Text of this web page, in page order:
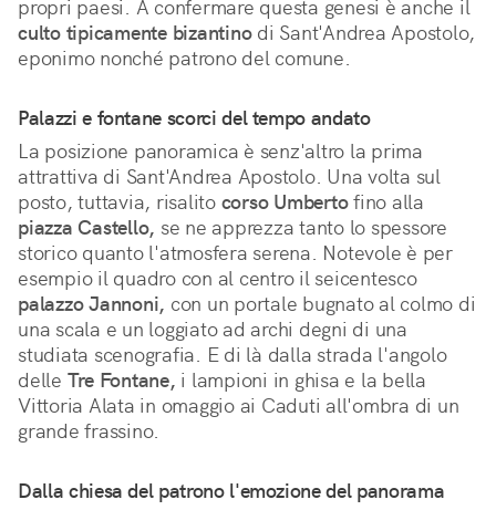
propri paesi. A confermare questa genesi è anche il
culto tipicamente bizantino di Sant'Andrea Apostolo,
eponimo nonché patrono del comune.
Palazzi e fontane scorci del tempo andato
La posizione panoramica è senz'altro la prima
attrattiva di Sant'Andrea Apostolo. Una volta sul
posto, tuttavia, risalito corso Umbertofino alla
piazza Castello, se ne apprezza tanto lo spessore
storico quanto l'atmosfera serena. Notevole è per
esempio il quadro con al centro il seicentesco
palazzo Jannoni, con un portale bugnato al colmo di
una scala e un loggiato ad archi degni di una
studiata scenografia. E di là dalla strada l'angolo
delle Tre Fontane, i lampioni in ghisa e la bella
Vittoria Alata in omaggio ai Caduti all'ombra di un
grande frassino.
Dalla chiesa del patrono l'emozione del panorama